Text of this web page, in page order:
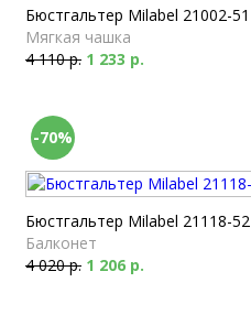
Бюстгальтер Milabel 21002-51
Мягкая чашка
4 110 р. 1 233 р.
-70%
Бюстгальтер Milabel 21118-52
Балконет
4 020 р. 1 206 р.